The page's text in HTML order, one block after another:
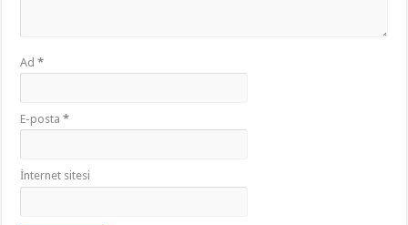
Ad*
E-posta*
İnternet sitesi